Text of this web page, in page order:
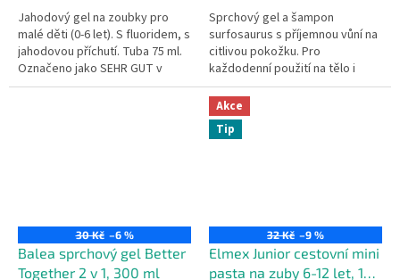
Jahodový gel na zoubky pro
malé děti (0-6 let). S fluoridem, s
jahodovou příchutí. Tuba 75 ml.
Označeno jako SEHR GUT v
Německém testování 03/2021
Sprchový gel a šampon
surfosaurus s příjemnou vůní na
citlivou pokožku. Pro
každodenní použití na tělo i
vlasy. Neobsahuje mikroplasty,
ani rozpustné plně syntetické
polymery.
30 Kč –6 %
Balea sprchový gel Better
Together 2 v 1, 300 ml
Akce
Tip
32 Kč –9 %
Elmex Junior cestovní mini
pasta na zuby 6-12 let, 12